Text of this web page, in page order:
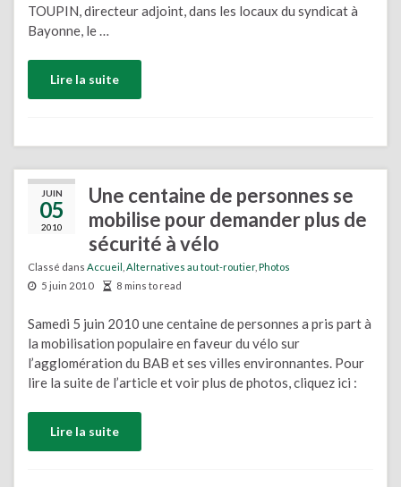
TOUPIN, directeur adjoint, dans les locaux du syndicat à
Bayonne, le …
Lire la suite
JUIN
05
2010
Une centaine de personnes se
mobilise pour demander plus de
sécurité à vélo
Classé dans Accueil Alternatives au tout-routier, Photos
5 juin 2010
8 mins to read
Samedi 5 juin 2010 une centaine de personnes a pris part à
la mobilisation populaire en faveur du vélo sur
l’agglomération du BAB et ses villes environnantes. Pour
lire la suite de l’article et voir plus de photos, cliquez ici :
Lire la suite